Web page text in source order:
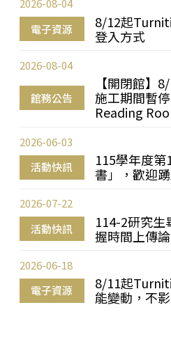
電子資源
8/12起
登入方式
2026-08-04
館務公告
【開閉館】
施工期間暫
Reading
2026-08-04
活動快訊
115學年度
書」，歡迎
2026-06-03
活動快訊
114-2研究生
握時間上傳
2026-07-22
電子資源
8/11起
能變動，不
2026-06-18